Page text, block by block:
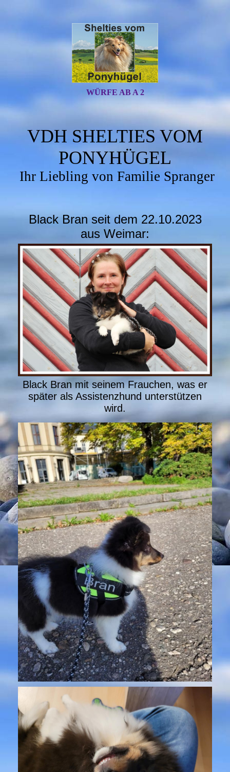
WÜRFE AB A 2
VDH SHELTIES VOM
PONYHÜGEL
Ihr Liebling von Familie Spranger
Black Bran seit dem 22.10.2023
aus Weimar:
Black Bran mit seinem Frauchen, was er
später als Assistenzhund unterstützen
wird.